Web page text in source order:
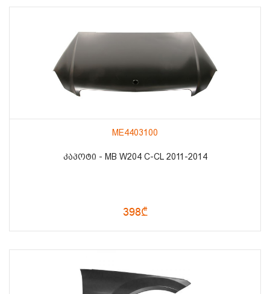
ME4403100
ᲙᲐᲞᲝᲢᲘ - MB W204 C-CL 2011-2014
398₾